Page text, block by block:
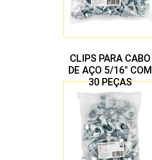
CLIPS PARA CABO
DE AÇO 5/16″ COM
30 PEÇAS